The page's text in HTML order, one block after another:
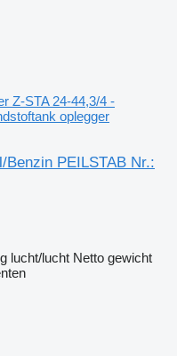
Z-STA 24-44,3/4 -
oplegger
Benzin PEILSTAB Nr.:
lucht/lucht Netto gewicht